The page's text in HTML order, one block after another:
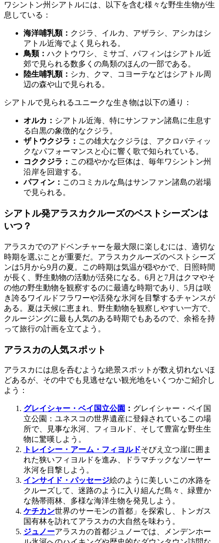
ワシントン州シアトルには、以下を含む様々な野生生物が生
息している：
海洋哺乳類： クジラ、イルカ、アザラシ、アシカはシ
アトル近海でよく見られる。
鳥類： ハクトウワシ、ミサゴ、パフィンはシアトル近
郊で見られる数多くの鳥類のほんの一部である。
陸生哺乳類： シカ、クマ、コヨーテなどはシアトル周
辺の森や山で見られる。
シアトルで見られるユニークな生き物は以下の通り：
オルカ： シアトル近海、特にサンファン諸島に生息す
る白黒の象徴的なクジラ。
ザトウクジラ： この雄大なクジラは、アクロバティッ
クなパフォーマンスと心に響く歌で知られている。
コククジラ： この穏やかな巨体は、毎年ワシントン州
沿岸を回遊する。
パフィン： このコミカルな鳥はサンファン諸島の岩場
で見られる。
シアトル発アラスカクルーズのベストシーズンは
いつ？
アラスカでのアドベンチャーを最大限に楽しむには、適切な
時期を選ぶことが重要だ。アラスカクルーズのベストシーズ
ンは5月から9月の夏。この時期は気温が穏やかで、日照時間
が長く、野生動物の活動が活発になる。6月と7月はクマやそ
の他の野生動物を観察するのに最適な時期であり、5月は咲
き誇るワイルドフラワーや活発な氷河を目撃するチャンスが
ある。夏は天候に恵まれ、野生動物を観察しやすい一方で、
クルージングに最も人気のある時期でもあるので、余裕を持
って旅行の計画を立てよう。
アラスカの人気スポット
アラスカには息を呑むような絶景スポットが数え切れないほ
どあるが、その中でも見逃せない観光地をいくつかご紹介し
よう：
グレイシャー・ベイ国立公園 ： グレイシャー・ベイ国
立公園：ユネスコの世界遺産に登録されているこの場
所で、見事な氷河、フィヨルド、そして豊富な野生生
物に驚嘆しよう。
トレイシー・アーム・フィヨルドそびえ立つ崖に囲ま
れた狭いフィヨルドを進み、ドラマチックなソーヤー
氷河を目撃しよう。
インサイド・パッセージ絵のように美しいこの水路を
クルーズして、迷路のように入り組んだ島々、緑豊か
な熱帯雨林、多様な海洋生物を発見しよう。
ケチカン世界のサーモンの首都」を探索し、トンガス
国有林を訪れてアラスカの大自然を味わう。
ジュノーアラスカの首都ジュノーでは、メンデンホー